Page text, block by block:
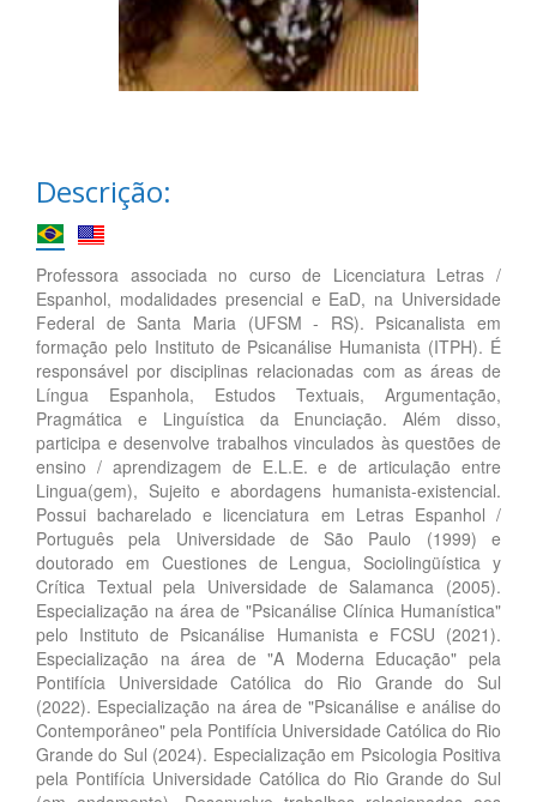
Descrição:
Professora associada no curso de Licenciatura Letras /
Espanhol, modalidades presencial e EaD, na Universidade
Federal de Santa Maria (UFSM - RS). Psicanalista em
formação pelo Instituto de Psicanálise Humanista (ITPH). É
responsável por disciplinas relacionadas com as áreas de
Língua Espanhola, Estudos Textuais, Argumentação,
Pragmática e Linguística da Enunciação. Além disso,
participa e desenvolve trabalhos vinculados às questões de
ensino / aprendizagem de E.L.E. e de articulação entre
Lingua(gem), Sujeito e abordagens humanista-existencial.
Possui bacharelado e licenciatura em Letras Espanhol /
Português pela Universidade de São Paulo (1999) e
doutorado em Cuestiones de Lengua, Sociolingüística y
Crítica Textual pela Universidade de Salamanca (2005).
Especialização na área de "Psicanálise Clínica Humanística"
pelo Instituto de Psicanálise Humanista e FCSU (2021).
Especialização na área de "A Moderna Educação" pela
Pontifícia Universidade Católica do Rio Grande do Sul
(2022). Especialização na área de "Psicanálise e análise do
Contemporâneo" pela Pontifícia Universidade Católica do Rio
Grande do Sul (2024). Especialização em Psicologia Positiva
pela Pontifícia Universidade Católica do Rio Grande do Sul